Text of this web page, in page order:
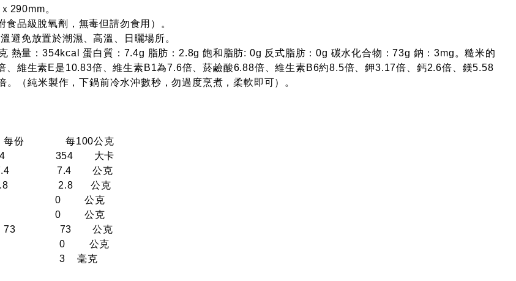
290mm。
食品級脫氧劑，無毒但請勿食用）。
避免放置於潮濕、高溫、日曬場所。
熱量：354kcal 蛋白質：7.4g 脂肪：2.8g 飽和脂肪: 0g 反式脂肪：0g 碳水化合物：73g 鈉：3mg。糙米的
、維生素E是10.83倍、維生素B1為7.6倍、菸鹼酸6.88倍、維生素B6約8.5倍、鉀3.17倍、鈣2.6倍、鎂5.58
。（純米製作，下鍋前冷水沖數秒，勿過度烹煮，柔軟即可）。
每份 每100公克
354 大卡
7.4 公克
2.8 公克
0 0 公克
0 0 公克
73 73 公克
0 公克
毫克